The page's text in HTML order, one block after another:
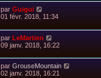
par Guigui
01 févr. 2018, 11:34
par LeMartien
09 janv. 2018, 16:22
par GrouseMountain
02 janv. 2018, 16:21